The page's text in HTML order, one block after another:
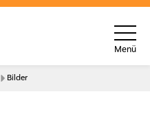
Menü
Bilder